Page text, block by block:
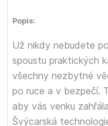
Popis:
Už nikdy nebudete
spoustu praktických
všechny nezbytné
po ruce a v bezpečí.
aby vás venku
Švýcarská